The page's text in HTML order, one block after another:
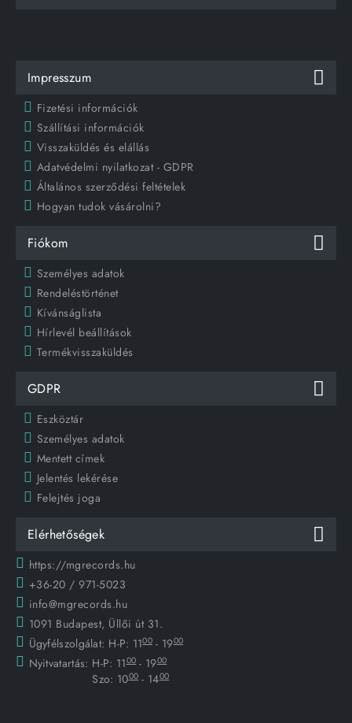
Impresszum
Fizetési információk
Szállítási információk
Visszaküldés és elállás
Adatvédelmi nyilatkozat - GDPR
Általános szerződési feltételek
Hogyan tudok vásárolni?
Fiókom
Személyes adatok
Rendeléstörténet
Kívánságlista
Hírlevél beállítások
Termékvisszaküldés
GDPR
Eszköztár
Személyes adatok
Mentett címek
Jelentés lekérése
Felejtés joga
Elérhetőségek
https://mgrecords.hu
+36-20 / 971-5023
info@mgrecords.hu
1091 Budapest, Üllői út 31.
Ügyfélszolgálat: H-P: 1100 - 1900
Nyitvatartás: H-P: 1100 - 1900
Szo: 1000 - 1400